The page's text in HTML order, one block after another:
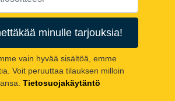
minulle tarjouksia!
vain hyvää sisältöä, emme
Voit peruuttaa tilauksen milloin
Tietosuojakäytäntö